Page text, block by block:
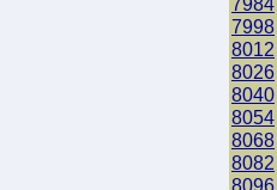
7998
8012
8026
8040
8054
8068
8082
8096